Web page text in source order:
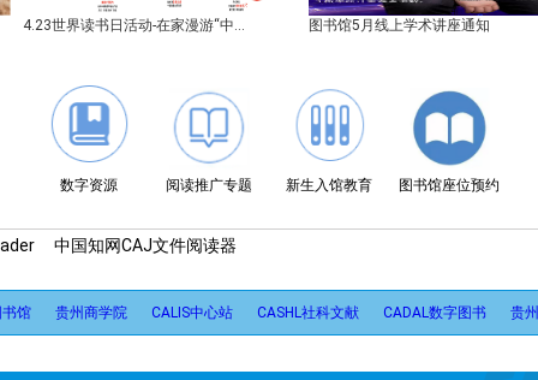
界读书日活动-在家漫游“中... 图书馆5月线上学术讲座通知
数字资源 阅读推广专题 新生入馆教育 图书馆座位预约
中国知网CAJ文件阅读器
馆 贵州商学院 CALIS中心站 CASHL社科文献 CADAL数字图书 贵